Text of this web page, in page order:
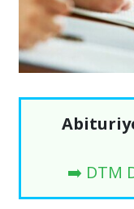
➡️ DTM